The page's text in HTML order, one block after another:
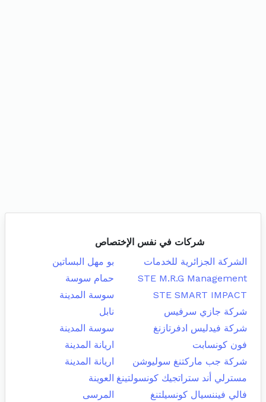
شركات في نفس الإختصاص
الشركة الجزائرية للخدمات
بو مهل البساتين
STE M.R.G Management
حمام سوسة
STE SMART IMPACT
سوسة المدينة
شركة جازي سرفيس
نابل
شركة فيدليس ادفرتازنغ
سوسة المدينة
فون كونسابت
اريانة المدينة
شركة جب ماركتنغ سوليوشن
اريانة المدينة
مسترلي أند ستراتجيك كونسولتينغ العوينة
فالي فيننسيال كونسيلتنغ
المرسى